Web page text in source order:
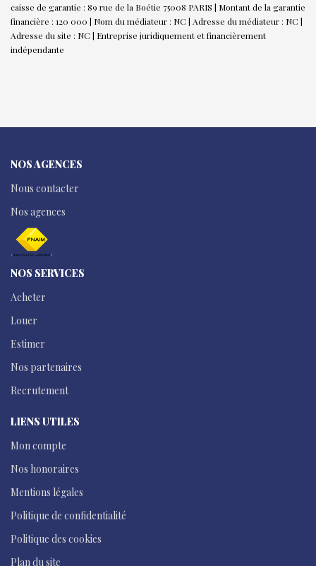
caisse de garantie : 89 rue de la Boétie 75008 PARIS | Montant de la garantie
financière : 120 000 | Nom du médiateur : NC | Adresse du médiateur : NC |
Adresse du site : NC | Entreprise juridiquement et financièrement
indépendante
NOS AGENCES
Nous contacter
Nos agences
NOS SERVICES
Acheter
Louer
Estimer
Nos partenaires
Recrutement
LIENS UTILES
Mon compte
Nos honoraires
Mentions légales
Politique de confidentialité
Politique des cookies
Plan du site